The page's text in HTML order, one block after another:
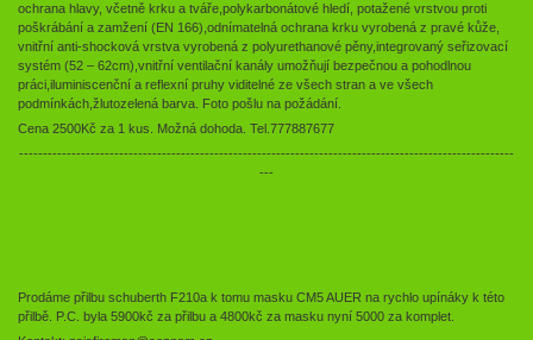
ochrana hlavy, včetně krku a tváře,polykarbonátové hledí, potažené vrstvou proti
poškrábání a zamžení (EN 166),odnímatelná ochrana krku vyrobená z pravé kůže,
vnitřní anti-shocková vrstva vyrobená z polyurethanové pěny,integrovaný seřizovací
systém (52 – 62cm),vnitřní ventilační kanály umožňují bezpečnou a pohodlnou
práci,iluminiscenční a reflexní pruhy viditelné ze všech stran a ve všech
podmínkách,žlutozelená barva. Foto pošlu na požádání.
Cena 2500Kč za 1 kus. Možná dohoda. Tel.777887677
--------------------------------------------------------------------------------------------------------
---
Prodáme přilbu schuberth F210a k tomu masku CM5 AUER na rychlo upínáky k této
přilbě. P.C. byla 5900kč za přilbu a 4800kč za masku nyní 5000 za komplet.